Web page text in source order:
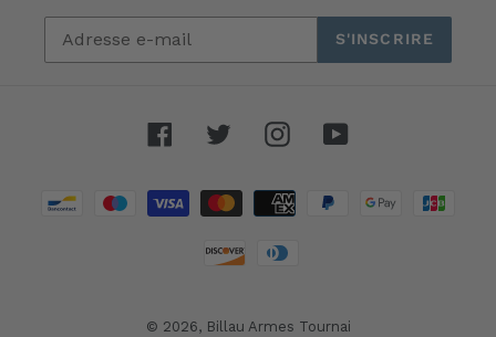
S'INSCRIRE
FacebookTwitterInstagram
Moyens
de
paiement
© 2026, Billau Armes Tournai